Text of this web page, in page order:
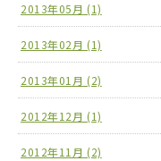
2013年05月 (1)
2013年02月 (1)
2013年01月 (2)
2012年12月 (1)
2012年11月 (2)